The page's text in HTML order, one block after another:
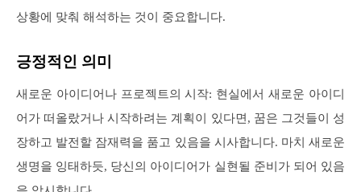
상황에 맞춰 해석하는 것이 중요합니다.
긍정적인 의미
새로운 아이디어나 프로젝트의 시작: 현실에서 새로운 아이디
어가 떠올랐거나 시작하려는 계획이 있다면, 꿈은 그것들이 성
장하고 발전할 잠재력을 품고 있음을 시사합니다. 마치 새로운
생명을 잉태하듯, 당신의 아이디어가 실현될 준비가 되어 있음